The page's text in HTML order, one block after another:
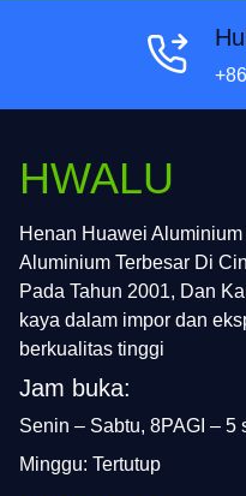
HWALU
Henan Huawei
Aluminium Terbesar Di
Pada Tahun 2001, Dan
kaya dalam impor dan
berkualitas tinggi
Jam buka:
Senin – Sabtu, 8PAGI – 5
Minggu: Tertutup